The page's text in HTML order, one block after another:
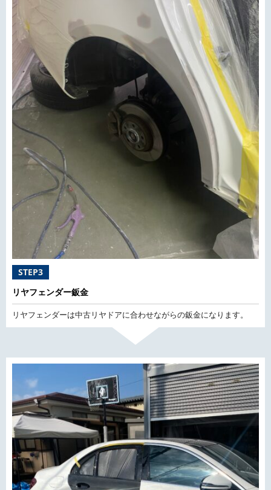
STEP3
リヤフェンダー鈑金
リヤフェンダーは中古リヤドアに合わせながらの鈑金になります。